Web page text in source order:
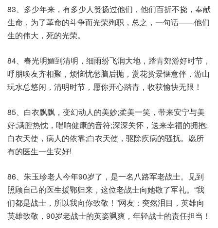
83、多少年来，有多少人赞扬过他们，他们百折不挠，奉献
生命，为了革命的斗争而光荣殉职，总之，一句话——他们
生的伟大，死的光荣。
84、春光明媚到清明，细雨纷飞润大地，踏青郊游好时节，
呼朋唤友齐相聚，烦恼忧愁脑后抛，赏花赏景惬意伴，游山
玩水总悠闲，清明时节，愿你开心踏青，收获愉快无限！
85、白衣飘飘，变幻动人的美妙;柔美一笑，带来安宁与美
好;满腔热忱，唱响健康的音符;深深关怀，送来幸福的拥抱;
白衣天使，病人的依靠;白衣天使，驱除疾病的骚扰。愿所
有的医生一生安好!
86、朱玉珍老人今年90岁了，是一名八路军老战士。见到
照顾自己的医生援鄂归来，这位老战士向她敬了军礼。“我
们都是战士，所以我向你致敬！”网友：突然泪目，英雄向
英雄致敬，90岁老战士的英姿飒爽，年轻战士的责任担当！